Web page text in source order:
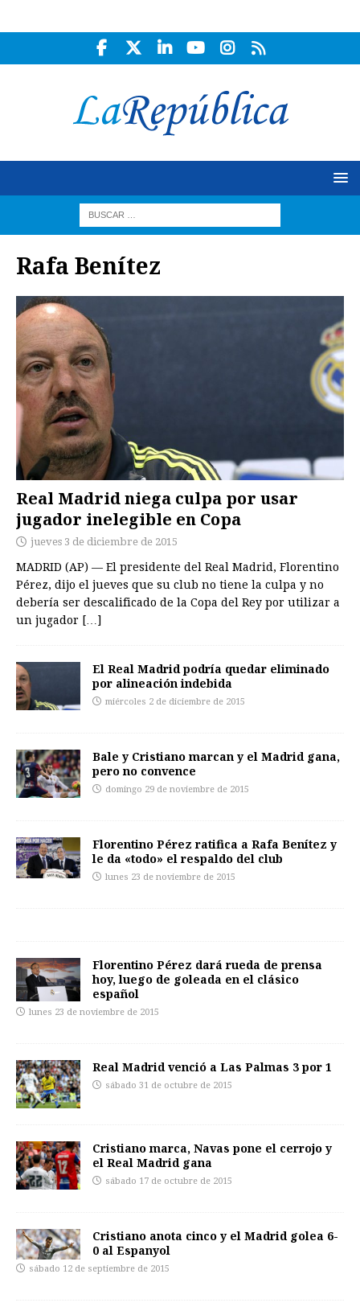
Rafa Benítez
Real Madrid niega culpa por usar
jugador inelegible en Copa
jueves 3 de diciembre de 2015
MADRID (AP) — El presidente del Real Madrid, Florentino
Pérez, dijo el jueves que su club no tiene la culpa y no
debería ser descalificado de la Copa del Rey por utilizar a
un jugador […]
El Real Madrid podría quedar eliminado
por alineación indebida
miércoles 2 de diciembre de 2015
Bale y Cristiano marcan y el Madrid gana,
pero no convence
domingo 29 de noviembre de 2015
Florentino Pérez ratifica a Rafa Benítez y
le da «todo» el respaldo del club
lunes 23 de noviembre de 2015
Florentino Pérez dará rueda de prensa
hoy, luego de goleada en el clásico
español
lunes 23 de noviembre de 2015
Real Madrid venció a Las Palmas 3 por 1
sábado 31 de octubre de 2015
Cristiano marca, Navas pone el cerrojo y
el Real Madrid gana
sábado 17 de octubre de 2015
Cristiano anota cinco y el Madrid golea 6-
0 al Espanyol
sábado 12 de septiembre de 2015